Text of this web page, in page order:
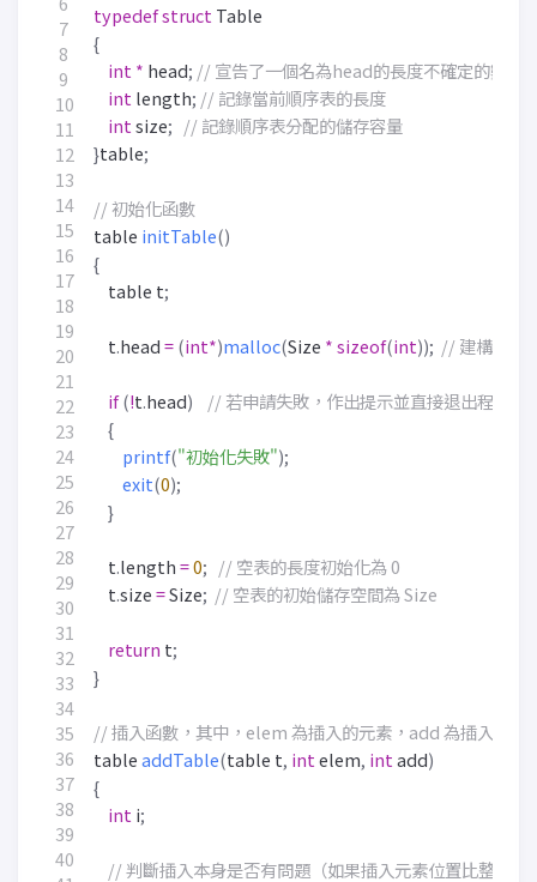
  7
14
17
24
27
34
37
typedefstruct Table
{
int * head;
int length;
int size;
}table;
table initTable()
{
table t;
t.head =(int*)malloc(Size * sizeof(int));
if(!t.head)
{
printf("初始化失敗");
exit(0);
}
t.length =0;
t.size =Size;
return t;
}
table addTable(table t, int elem, int add)
{
int i;